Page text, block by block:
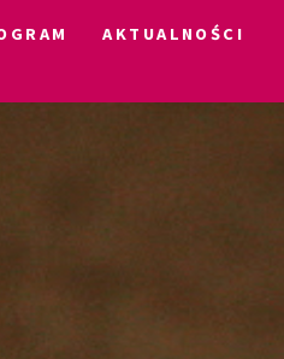
AKTUALNOŚCI